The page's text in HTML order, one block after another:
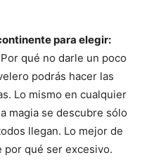
para elegir:
qué no darle un poco
podrás hacer las
Lo mismo en cualquier
magia se descubre sólo
llegan. Lo mejor de
qué ser excesivo.